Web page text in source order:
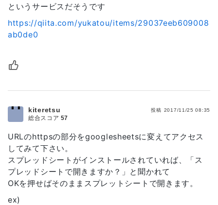
というサービスだそうです
https://qiita.com/yukatou/items/29037eeb609008
ab0de0
URLのhttpsの部分をgooglesheetsに変えてアクセス
してみて下さい。
スプレッドシートがインストールされていれば、「ス
プレッドシートで開きますか？」と聞かれて
OKを押せばそのままスプレットシートで開きます。
ex)
投稿 2017/11/25 08:35
kiteretsu
総合スコア 57